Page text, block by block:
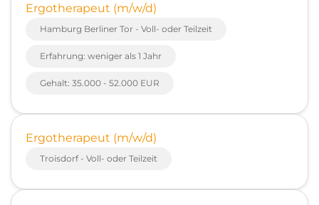
Ergotherapeut (m/w/d)
Hamburg Berliner Tor - Voll- oder Teilzeit
Erfahrung: weniger als 1 Jahr
Gehalt: 35.000 - 52.000 EUR
Ergotherapeut (m/w/d)
Troisdorf - Voll- oder Teilzeit